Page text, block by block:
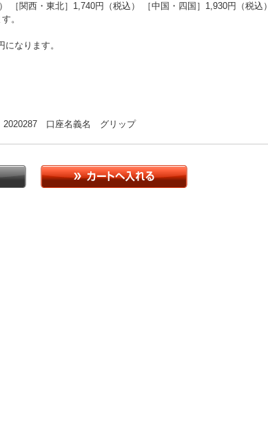
［関西・東北］1,740円（税込） ［中国・四国］1,930円（税込）
。
なります。
口座名義名 グリップ